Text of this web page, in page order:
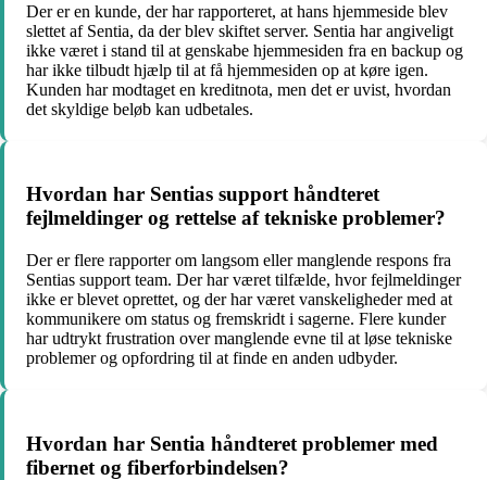
Der er en kunde, der har rapporteret, at hans hjemmeside blev
slettet af Sentia, da der blev skiftet server. Sentia har angiveligt
ikke været i stand til at genskabe hjemmesiden fra en backup og
har ikke tilbudt hjælp til at få hjemmesiden op at køre igen.
Kunden har modtaget en kreditnota, men det er uvist, hvordan
det skyldige beløb kan udbetales.
Hvordan har Sentias support håndteret
fejlmeldinger og rettelse af tekniske problemer?
Der er flere rapporter om langsom eller manglende respons fra
Sentias support team. Der har været tilfælde, hvor fejlmeldinger
ikke er blevet oprettet, og der har været vanskeligheder med at
kommunikere om status og fremskridt i sagerne. Flere kunder
har udtrykt frustration over manglende evne til at løse tekniske
problemer og opfordring til at finde en anden udbyder.
Hvordan har Sentia håndteret problemer med
fibernet og fiberforbindelsen?